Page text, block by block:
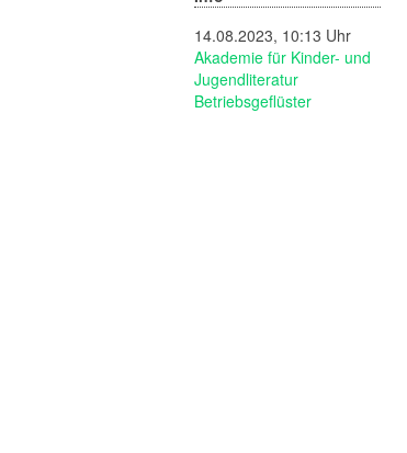
14.08.2023, 10:13 Uhr
Akademie für Kinder- und
Jugendliteratur
Betriebsgeflüster